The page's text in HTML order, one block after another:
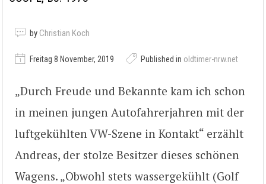
by Christian Koch
Freitag 8 November, 2019 Published in oldtimer-nrw.net
„Durch Freude und Bekannte kam ich schon
in meinen jungen Autofahrerjahren mit der
luftgekühlten VW-Szene in Kontakt“ erzählt
Andreas, der stolze Besitzer dieses schönen
Wagens. „Obwohl stets wassergekühlt (Golf